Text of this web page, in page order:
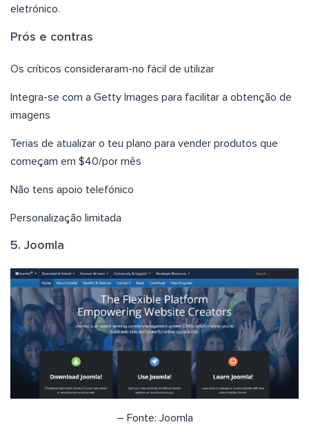
eletrónico.
Prós e contras
Os críticos consideraram-no fácil de utilizar
Integra-se com a Getty Images para facilitar a obtenção de
imagens
Terias de atualizar o teu plano para vender produtos que
começam em $40/por mês
Não tens apoio telefónico
Personalização limitada
5. Joomla
– Fonte: Joomla